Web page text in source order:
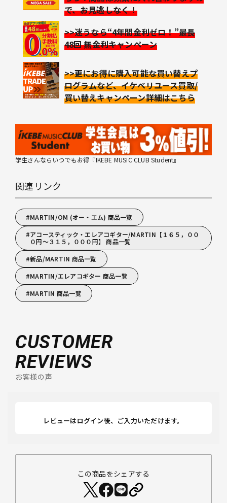
で、お見逃しなく！
>>迷うなら“4年間金利ゼロ！”最長
48回 無金利キャンペーン
>>更にお得に購入可能な買い替えプ
ログラムなど、イケベリユース買取/
買い替えキャンペーン詳細はこちら
学生さんならいつでもお得『IKEBE MUSIC CLUB Student』
関連リンク
MARTIN/OM (オー・エム) 商品一覧
アコースティック・エレアコギター/MARTIN【１６５，００
０円～３１５，０００円】 商品一覧
新品/MARTIN 商品一覧
MARTIN/エレアコギター 商品一覧
MARTIN 商品一覧
CUSTOMER
REVIEWS
お客様の声
レビューはログイン後、ご入力いただけます。
この商品をシェアする